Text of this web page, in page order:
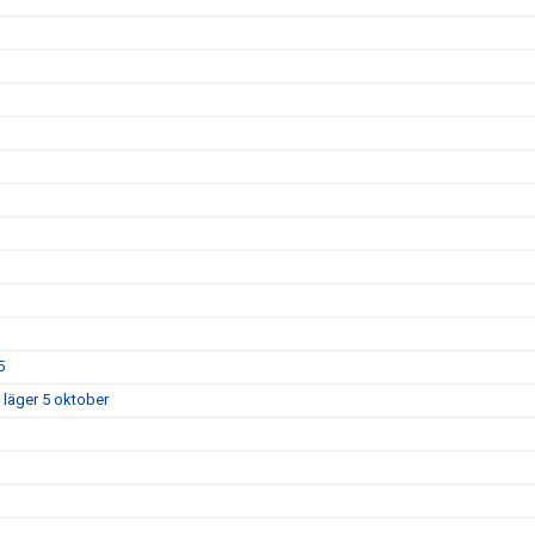
läger 5 oktober